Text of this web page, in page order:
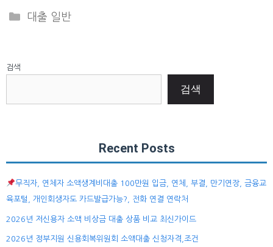
Categories
대출 일반
검색
검색
Recent Posts
무직자, 연체자 소액생계비대출 100만원 입금, 연체, 부결, 만기연장, 금융교
육포털, 개인회생자도 카드발급가능?, 전화 연결 연락처
2026년 저신용자 소액 비상금 대출 상품 비교 최신가이드
2026년 정부지원 신용회복위원회 소액대출 신청자격,조건